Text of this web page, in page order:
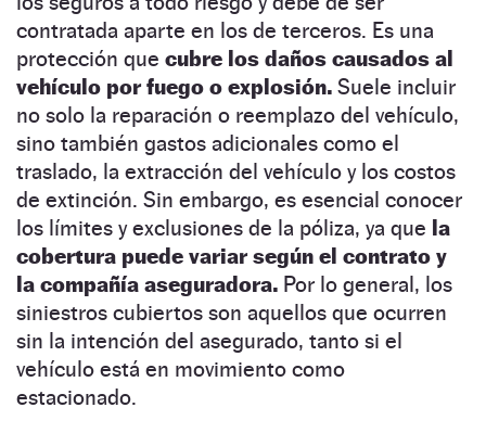
contratada aparte en los de terceros. Es una
protección que cubre los daños causados al
vehículo por fuego o explosión. Suele incluir
no solo la reparación o reemplazo del vehículo,
sino también gastos adicionales como el
traslado, la extracción del vehículo y los costos
de extinción. Sin embargo, es esencial conocer
los límites y exclusiones de la póliza, ya que la
cobertura puede variar según el contrato y
la compañía aseguradora. Por lo general, los
siniestros cubiertos son aquellos que ocurren
sin la intención del asegurado, tanto si el
vehículo está en movimiento como
estacionado.